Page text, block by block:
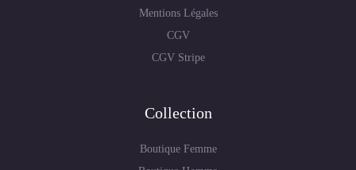
Mentions Légales
CGV
CGV Stripe
Collection
Boutique Femme